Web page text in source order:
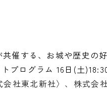
催する、お城や歴史の
プログラム 16日(土
社東北新社〉、株式会